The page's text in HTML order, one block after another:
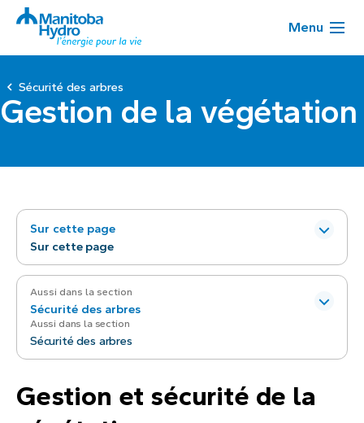
Menu
Sécurité des arbres
Gestion de la végétation
Sur cette page
Sur cette page
Aussi dans la section
Sécurité des arbres
Aussi dans la section
Sécurité des arbres
Gestion et sécurité de la